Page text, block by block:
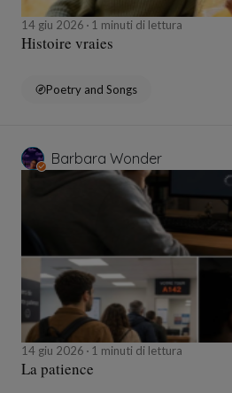
14 giu 2026 1 minuti di lettura
Histoire vraies
Poetry and Songs
Barbara Wonder
14 giu 2026 1 minuti di lettura
La patience